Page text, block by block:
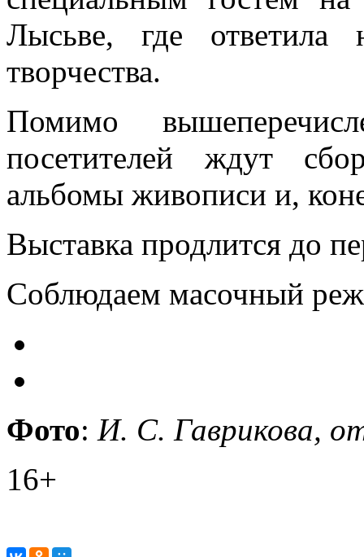
Лысьве, где ответила
творчества.
Помимо
посетителей ждут
альбомы живописи и,
Выставка продлится до
Соблюдаем масочный
Фото: И. С. Гаврикова,
16+